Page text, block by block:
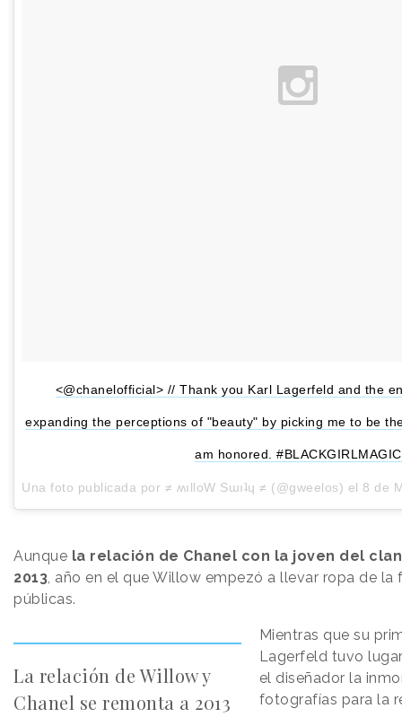
<@chanelofficial> // Thank you Karl Lagerfeld and the
expanding the perceptions of "beauty" by picking me to be
am honored. #BLACKGIRLMAGIC
Una foto publicada por ≠ ʍılloW Sɯıʇɥ ≠ (@gweelos) el 8 de
Aunque la relación de Chanel con la joven del
2013, año en el que Willow empezó a llevar ropa de la
públicas.
La relación de Willow y
Chanel se remonta a 2013
Mientras que su
Lagerfeld tuvo
el diseñador la
fotografías para la